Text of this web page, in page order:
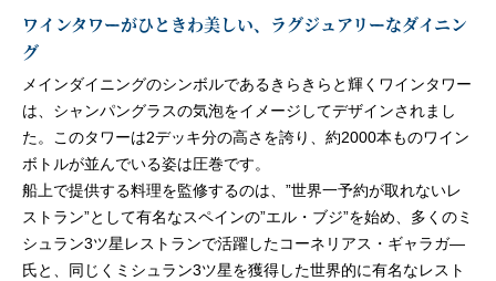
ワインタワーがひときわ美しい、ラグジュアリーなダイニン
グ
メインダイニングのシンボルであるきらきらと輝くワインタワー
は、シャンパングラスの気泡をイメージしてデザインされまし
た。このタワーは2デッキ分の高さを誇り、約2000本ものワイン
ボトルが並んでいる姿は圧巻です。
船上で提供する料理を監修するのは、”世界一予約が取れないレ
ストラン”として有名なスペインの”エル・ブジ”を始め、多くのミ
シュラン3ツ星レストランで活躍したコーネリアス・ギャラガ—
氏と、同じくミシュラン3ツ星を獲得した世界的に有名なレスト